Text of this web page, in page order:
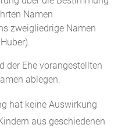
Namen
zweigliedrige Namen
der Ehe vorangestellten
ablegen.
hat keine Auswirkung
aus geschiedenen